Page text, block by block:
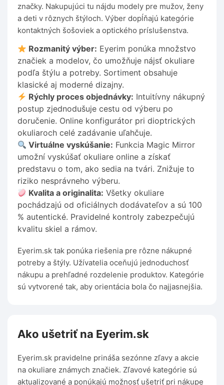
značky. Nakupujúci tu nájdu modely pre mužov, ženy
a deti v rôznych štýloch. Výber dopĺňajú kategórie
kontaktných šošoviek a optického príslušenstva.
Rozmanitý výber: Eyerim ponúka množstvo
značiek a modelov, čo umožňuje nájsť okuliare
podľa štýlu a potreby. Sortiment obsahuje
klasické aj moderné dizajny.
Rýchly proces objednávky: Intuitívny nákupný
postup zjednodušuje cestu od výberu po
doručenie. Online konfigurátor pri dioptrických
okuliaroch celé zadávanie uľahčuje.
Virtuálne vyskúšanie: Funkcia Magic Mirror
umožní vyskúšať okuliare online a získať
predstavu o tom, ako sedia na tvári. Znižuje to
riziko nesprávneho výberu.
Kvalita a originalita: Všetky okuliare
pochádzajú od oficiálnych dodávateľov a sú 100
% autentické. Pravidelné kontroly zabezpečujú
kvalitu skiel a rámov.
Eyerim.sk tak ponúka riešenia pre rôzne nákupné
potreby a štýly. Užívatelia oceňujú jednoduchosť
nákupu a prehľadné rozdelenie produktov. Kategórie
sú vytvorené tak, aby orientácia bola čo najjasnejšia.
Ako ušetriť na Eyerim.sk
Eyerim.sk pravidelne prináša sezónne zľavy a akcie
na okuliare známych značiek. Zľavové kategórie sú
aktualizované a ponúkajú možnosť ušetriť pri nákupe